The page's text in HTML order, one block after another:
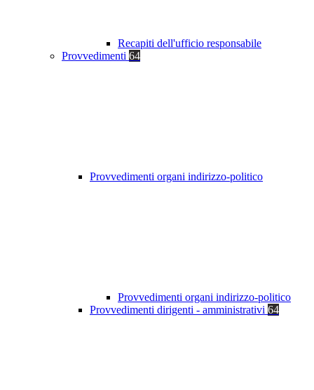
Recapiti dell'ufficio responsabile
Provvedimenti 64
Provvedimenti organi indirizzo-politico
Provvedimenti organi indirizzo-politico
Provvedimenti dirigenti - amministrativi 64